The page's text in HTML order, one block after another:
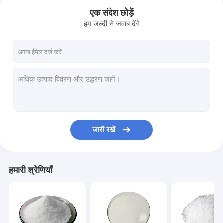
घर
वीडियो
एक संदेश छोड़ें
हम जल्दी से जवाब देंगे
जारी रखें
हमारी श्रेणियाँ